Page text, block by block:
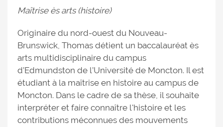
Maîtrise ès arts (histoire)
Originaire du nord-ouest du Nouveau-
Brunswick, Thomas détient un baccalauréat ès
arts multidisciplinaire du campus
d’Edmundston de l’Université de Moncton. Il est
étudiant à la maîtrise en histoire au campus de
Moncton. Dans le cadre de sa thèse, il souhaite
interpréter et faire connaître l'histoire et les
contributions méconnues des mouvements